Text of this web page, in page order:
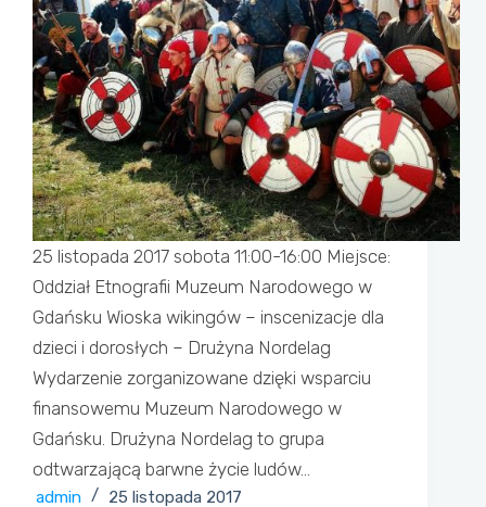
25 listopada 2017 sobota 11:00-16:00 Miejsce:
Oddział Etnografii Muzeum Narodowego w
Gdańsku Wioska wikingów – inscenizacje dla
dzieci i dorosłych – Drużyna Nordelag
Wydarzenie zorganizowane dzięki wsparciu
finansowemu Muzeum Narodowego w
Gdańsku. Drużyna Nordelag to grupa
odtwarzającą barwne życie ludów…
admin 25 listopada 2017